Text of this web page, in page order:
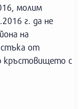
молим
г. да не
на
от
кръстовището с